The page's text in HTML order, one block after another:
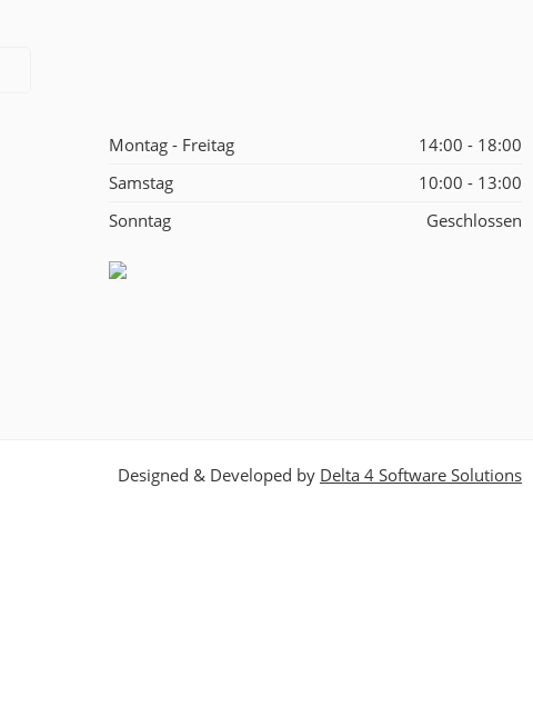
Montag - Freitag
14:00 - 18:00
Samstag
10:00 - 13:00
Sonntag
Geschlossen
Designed & Developed by Delta 4 Software Solutions